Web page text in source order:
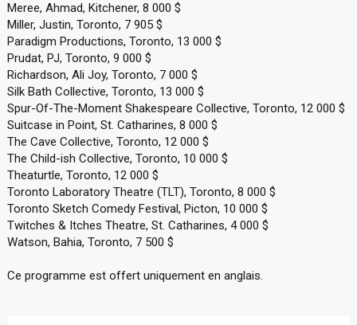
Meree, Ahmad, Kitchener, 8 000 $
Miller, Justin, Toronto, 7 905 $
Paradigm Productions, Toronto, 13 000 $
Prudat, PJ, Toronto, 9 000 $
Richardson, Ali Joy, Toronto, 7 000 $
Silk Bath Collective, Toronto, 13 000 $
Spur-Of-The-Moment Shakespeare Collective, Toronto, 12 000 $
Suitcase in Point, St. Catharines, 8 000 $
The Cave Collective, Toronto, 12 000 $
The Child-ish Collective, Toronto, 10 000 $
Theaturtle, Toronto, 12 000 $
Toronto Laboratory Theatre (TLT), Toronto, 8 000 $
Toronto Sketch Comedy Festival, Picton, 10 000 $
Twitches & Itches Theatre, St. Catharines, 4 000 $
Watson, Bahia, Toronto, 7 500 $
Ce programme est offert uniquement en anglais.